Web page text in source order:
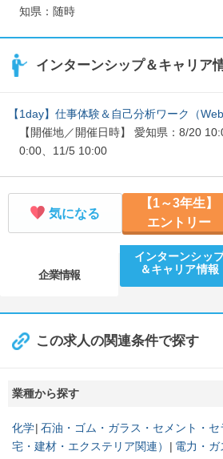
知県：随時
インターンシップ＆キャリア
【1day】仕事体験＆自己分析ワーク（
【開催地／開催日時】 愛知県：8/20
0:00、11/5 10:00
気になる
【1～3年生】
エントリー
企業情報
インターンシッ
＆キャリア情報
この求人の関連条件で探す
業種から探す
化学 石油・ゴム・ガラス・セメント・セ
宅・建材・エクステリア関連）
電力・